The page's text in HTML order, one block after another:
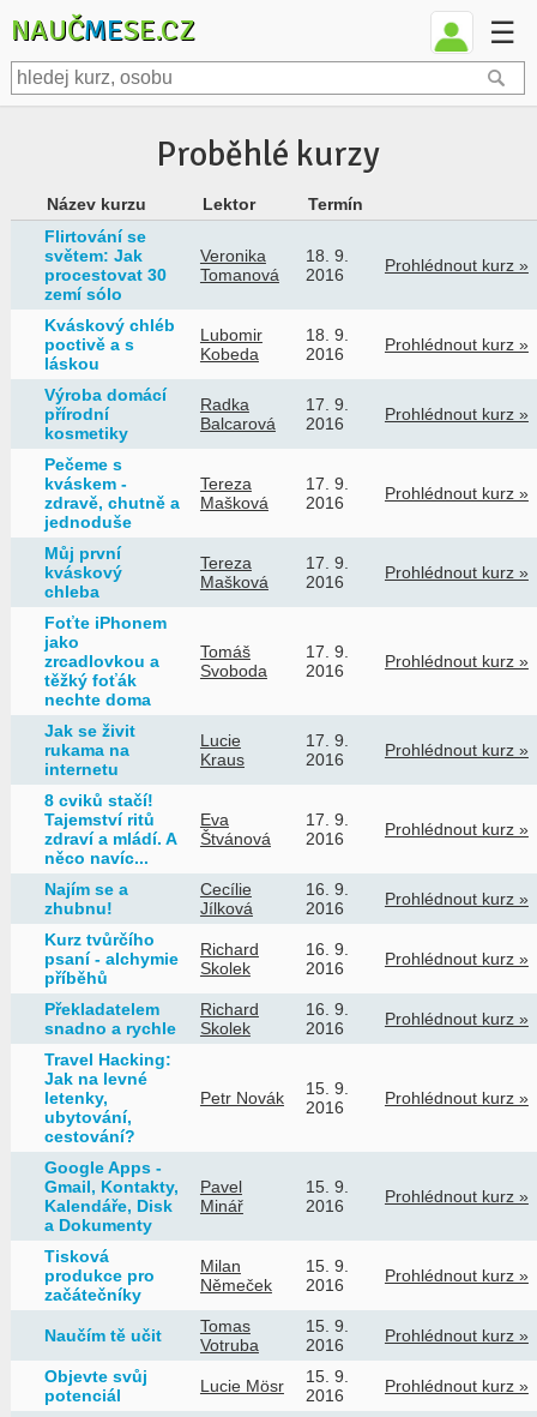
NAUČMESE.CZ ☰
Proběhlé kurzy
Název kurzu Lektor
Termín
Flirtování se
světem: Jak
procestovat 30
zemí sólo
Veronika
Tomanová
18. 9.
2016
Prohlédnout kurz »
Kváskový chléb
poctivě a s
láskou
Lubomir
Kobeda
18. 9.
2016
Prohlédnout kurz »
Výroba domácí
přírodní
kosmetiky
Radka
Balcarová
17. 9.
2016
Prohlédnout kurz »
Pečeme s
kváskem -
zdravě, chutně a
jednoduše
Tereza
Mašková
17. 9.
2016
Prohlédnout kurz »
Můj první
kváskový
chleba
Tereza
Mašková
17. 9.
2016
Prohlédnout kurz »
Foťte iPhonem
jako
zrcadlovkou a
těžký foťák
nechte doma
Tomáš
Svoboda
17. 9.
2016
Prohlédnout kurz »
Jak se živit
rukama na
internetu
Lucie
Kraus
17. 9.
2016
Prohlédnout kurz »
8 cviků stačí!
Tajemství ritů
zdraví a mládí. A
něco navíc...
Eva
Štvánová
17. 9.
2016
Prohlédnout kurz »
Najím se a
zhubnu!
Cecílie
Jílková
16. 9.
2016
Prohlédnout kurz »
Kurz tvůrčího
psaní - alchymie
příběhů
Richard
Skolek
16. 9.
2016
Prohlédnout kurz »
Překladatelem
snadno a rychle
Richard
Skolek
16. 9.
2016
Prohlédnout kurz »
Travel Hacking:
Jak na levné
letenky,
ubytování,
cestování?
Petr Novák
15. 9.
2016
Prohlédnout kurz »
Google Apps -
Gmail, Kontakty,
Kalendáře, Disk
a Dokumenty
Pavel
Minář
15. 9.
2016
Prohlédnout kurz »
Tisková
produkce pro
začátečníky
Milan
Němeček
15. 9.
2016
Prohlédnout kurz »
Naučím tě učit
Tomas
Votruba
15. 9.
2016
Prohlédnout kurz »
Objevte svůj
potenciál
Lucie Mösr
15. 9.
2016
Prohlédnout kurz »